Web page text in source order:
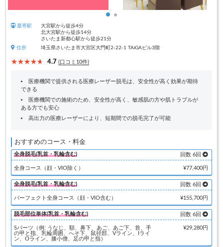
最寄駅
大宮駅から徒歩4分
北大宮駅から徒歩14分
さいたま新都心駅から徒歩21分
住所
埼玉県さいたま市大宮区大門町2-22-1 TAiGAビル3階
4.7 (口コミ10件)
医療機関で提供される医療レーザー脱毛は、安全性が高く効果が期待
できる
医療機関での施術のため、安全性が高く、敏感肌の方や肌トラブルが
ある方でも安心
高出力の医療レーザーにより、短期間での脱毛完了が可能
おすすめのコース・料金
全身脱毛(乳首・乳輪含む) 回数 6回
全身コース（顔・VIO除く） ¥77,400円
全身脱毛(乳首・乳輪含む) 回数 6回
パーフェクト全身コース（顔・VIO含む） ¥155,700円
脱毛部位単体(乳首・乳輪含む) 回数 6回
Sパーツ（例: うなじ、額、鼻下、あご、あご下、首、手
の甲と指、乳輪周囲、へそ下、鼠径部、Vライン、Iライ
ン、Oライン、膝小僧、足の甲と指）
¥29,280円